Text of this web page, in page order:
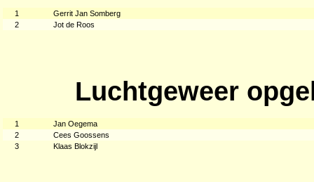
1
Gerrit Jan Somberg
2
Jot de Roos
Luchtgeweer
1
Jan Oegema
2
Cees Goossens
3
Klaas Blokzijl